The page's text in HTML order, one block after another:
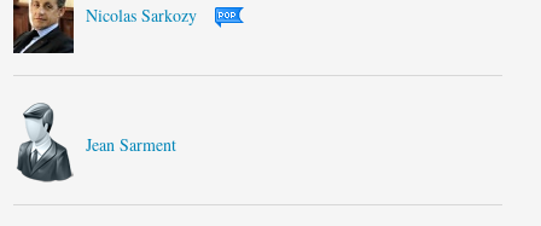
Nicolas Sarkozy
Jean Sarment